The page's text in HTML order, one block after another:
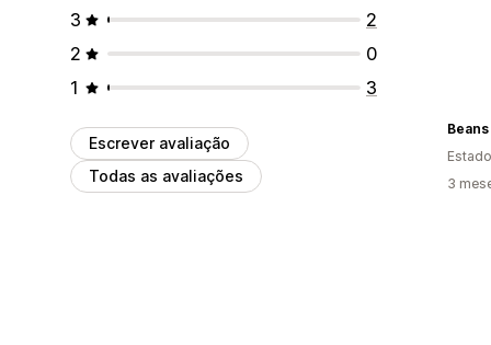
3
2
2
0
1
3
Escrever avaliação
Todas as avaliações
3